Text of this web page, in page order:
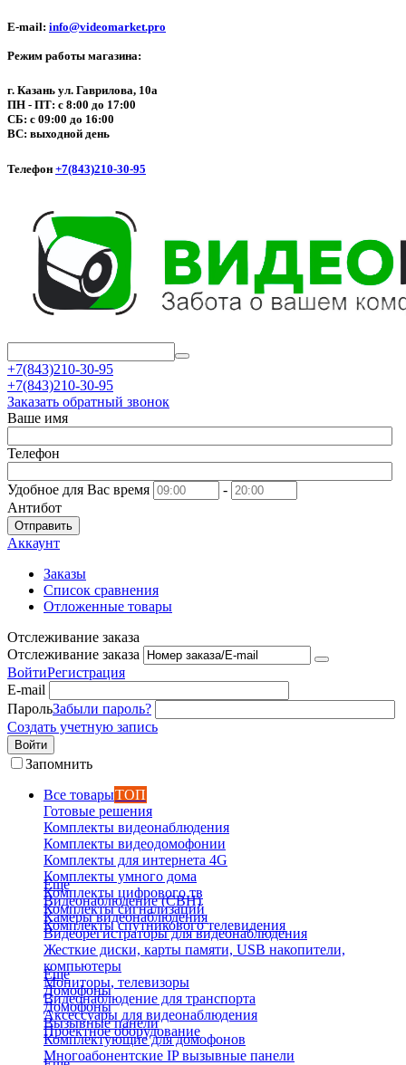
E-mail: info@videomarket.pro
Режим работы магазина:
г. Казань ул. Гаврилова, 10а
ПН - ПТ: с 8:00 до 17:00
СБ: с 09:00 до 16:00
ВС: выходной день
Телефон +7(843)210-30-95
+7(843)210-30-95
+7(843)210-30-95
Заказать обратный звонок
Ваше имя
Телефон
Удобное для Вас время
-
Антибот
Отправить
Аккаунт
Заказы
Список сравнения
Отложенные товары
Отслеживание заказа
Отслеживание заказа
ВойтиРегистрация
E-mail
ПарольЗабыли пароль?
Создать учетную запись
Войти
Запомнить
Все товарыТОП
Готовые решения
Комплекты видеонаблюдения
Комплекты видеодомофонии
Комплекты для интернета 4G
Комплекты умного дома
Комплекты цифрового тв
Комплекты сигнализаций
Комплекты спутникового телевидения
Еще
Видеонаблюдение (СВН)
Камеры видеонаблюдения
Видеорегистраторы для видеонаблюдения
Жесткие диски, карты памяти, USB накопители,
компьютеры
Мониторы, телевизоры
Видеонаблюдение для транспорта
Аксессуары для видеонаблюдения
Проектное оборудование
Еще
Домофоны
Домофоны
Вызывные панели
Комплектующие для домофонов
Многоабонентские IP вызывные панели